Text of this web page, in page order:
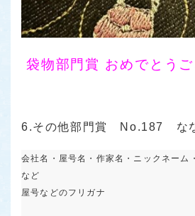
袋物部門賞 おめでとう
6.その他部門賞 No.187 な
会社名・屋号名・作家名・ニックネーム
など
屋号などのフリガナ